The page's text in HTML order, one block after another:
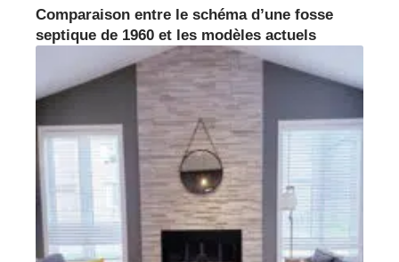
Comparaison entre le schéma d’une fosse
septique de 1960 et les modèles actuels